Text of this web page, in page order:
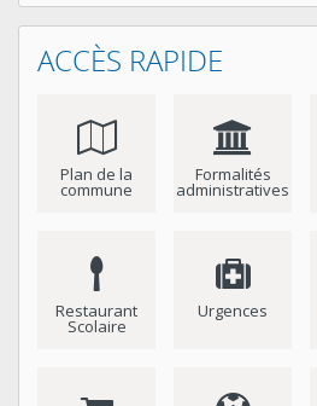
ACCÈS RAPIDE
Plan de la
commune
Formalités
administratives
Restaurant
Scolaire
Urgences